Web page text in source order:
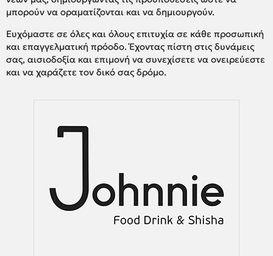
μπορούν να οραματίζονται και να δημιουργούν.
Ευχόμαστε σε όλες και όλους επιτυχία σε κάθε προσωπική
και επαγγελματική πρόοδο. Έχοντας πίστη στις δυνάμεις
σας, αισιοδοξία και επιμονή να συνεχίσετε να ονειρεύεστε
και να χαράζετε τον δικό σας δρόμο.